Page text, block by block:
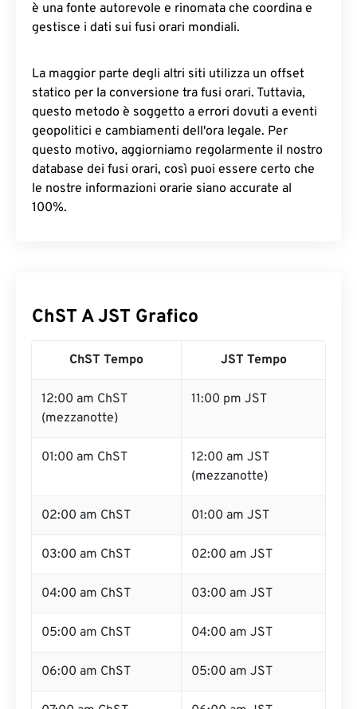
è una fonte autorevole e rinomata che coordina e
gestisce i dati sui fusi orari mondiali.
La maggior parte degli altri siti utilizza un offset
statico per la conversione tra fusi orari. Tuttavia,
questo metodo è soggetto a errori dovuti a eventi
geopolitici e cambiamenti dell'ora legale. Per
questo motivo, aggiorniamo regolarmente il nostro
database dei fusi orari, così puoi essere certo che
le nostre informazioni orarie siano accurate al
100%.
ChST A JST Grafico
ChST Tempo JST Tempo
12:00 am ChST
(mezzanotte)
11:00 pm JST
01:00 am ChST
12:00 am JST
(mezzanotte)
02:00 am ChST 01:00 am JST
03:00 am ChST 02:00 am JST
04:00 am ChST 03:00 am JST
05:00 am ChST 04:00 am JST
06:00 am ChST 05:00 am JST